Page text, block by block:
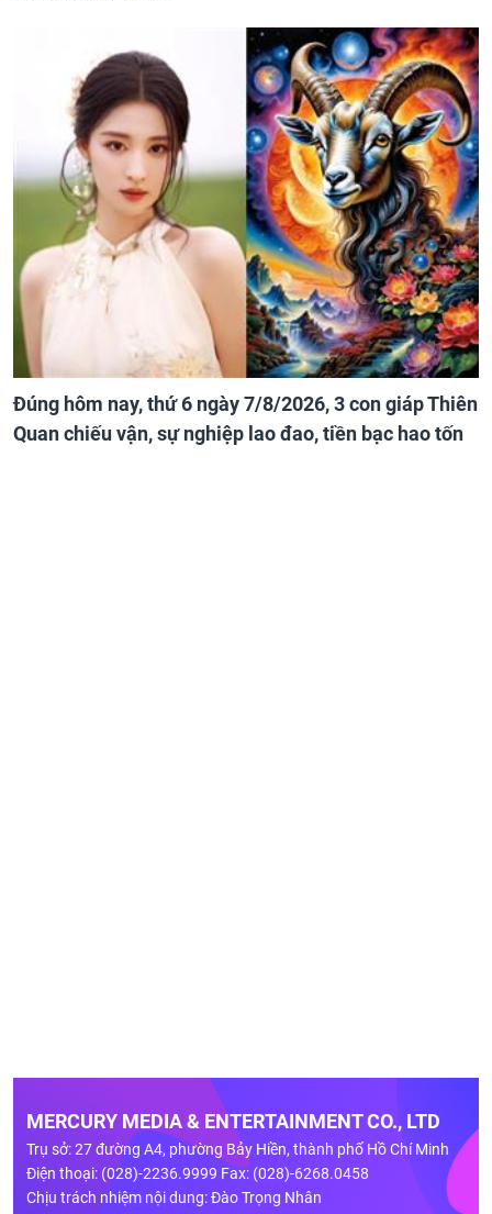
Đúng hôm nay, thứ 6 ngày 7/8/2026, 3 con giáp Thiên
Quan chiếu vận, sự nghiệp lao đao, tiền bạc hao tốn
MERCURY MEDIA & ENTERTAINMENT CO., LTD
Trụ sở: 27 đường A4, phường Bảy Hiền, thành phố Hồ Chí Minh
Điện thoại: (028)-2236.9999 Fax: (028)-6268.0458
Chịu trách nhiệm nội dung: Đào Trọng Nhân